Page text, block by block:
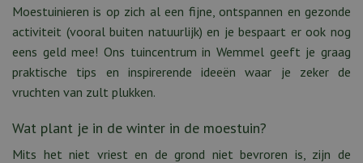
Moestuinieren is op zich al een fijne, ontspannen en gezonde
activiteit (vooral buiten natuurlijk) en je bespaart er ook nog
eens geld mee! Ons tuincentrum in Wemmel geeft je graag
praktische tips en inspirerende ideeën waar je zeker de
vruchten van zult plukken.
Wat plant je in de winter in de moestuin?
Mits het niet vriest en de grond niet bevroren is, zijn de